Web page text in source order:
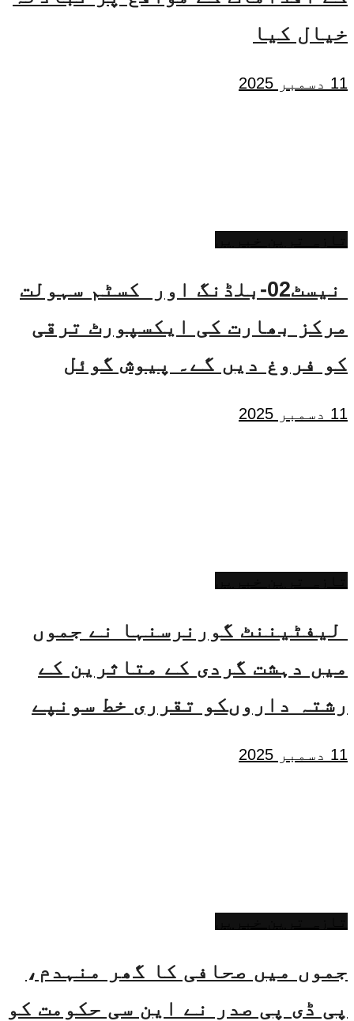
خیال کیا
11 دسمبر 2025
نیسٹ02-بلڈنگ اور کسٹم سہولت
مرکز بھارت کی ایکسپورٹ ترقی
کو فروغ دیں گے۔ پیوش گوئل
11 دسمبر 2025
لیفٹیننٹ گورنرسنہا نے جموں
میں دہشت گردی کے متاثرین کے
رشتہ داروںکو تقرری خط سونپے
11 دسمبر 2025
جموں میں صحافی کا گھر منہدم،
پی ڈی پی صدر نے این سی حکومت کو